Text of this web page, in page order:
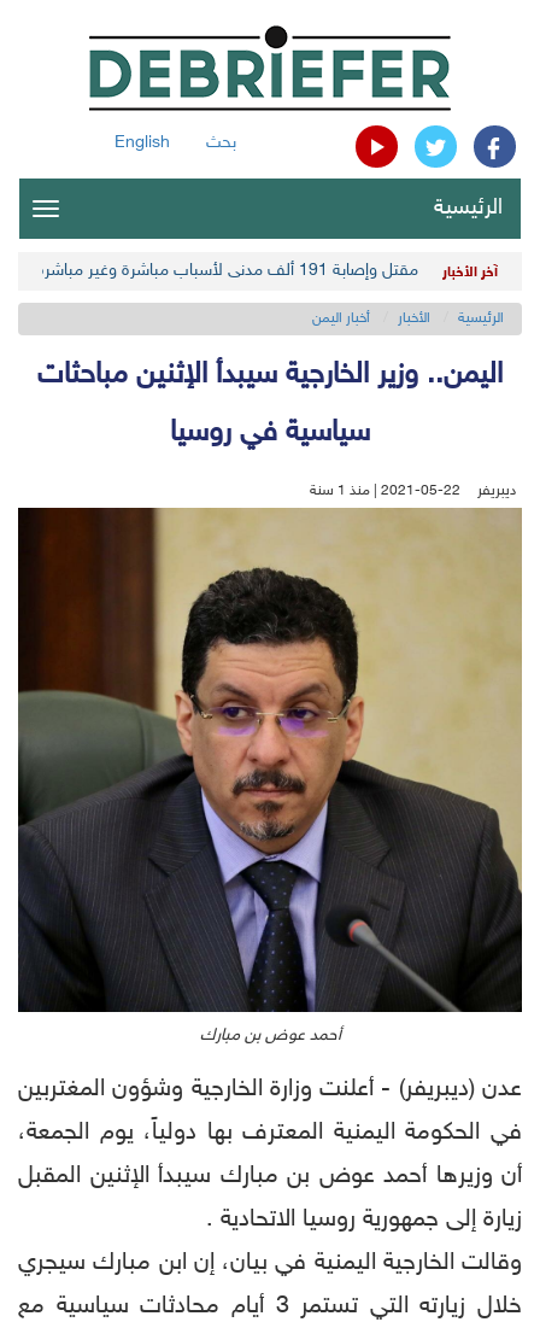
بحث English
الرئيسية
آخر الأخبار مقتل وإصابة 191 ألف مدني لأسباب مباشرة وغير مباشرة في أحدث حصيلة حوثية
الرئيسية الأخبار أخبار اليمن
اليمن.. وزير الخارجية سيبدأ الإثنين مباحثات
سياسية في روسيا
ديبريفر 2021-05-22 | منذ 1 سنة
أحمد عوض بن مبارك
عدن (ديبريفر) - أعلنت وزارة الخارجية وشؤون المغتربين
في الحكومة اليمنية المعترف بها دولياً، يوم الجمعة،
أن وزيرها أحمد عوض بن مبارك سيبدأ الإثنين المقبل
زيارة إلى جمهورية روسيا الاتحادية .
وقالت الخارجية اليمنية في بيان، إن ابن مبارك سيجري
خلال زيارته التي تستمر 3 أيام محادثات سياسية مع